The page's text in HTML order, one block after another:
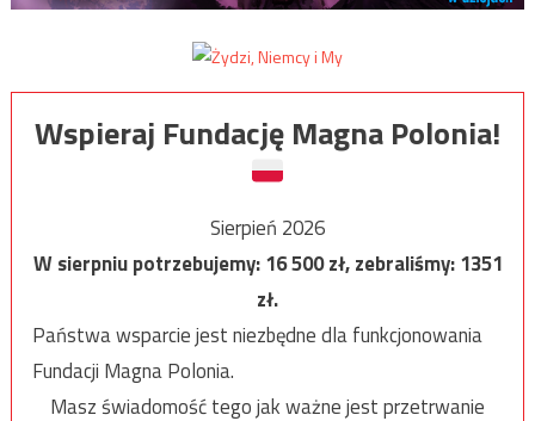
Wspieraj Fundację Magna Polonia!
Sierpień 2026
W sierpniu potrzebujemy:16 500zł, zebraliśmy:1351
zł.
Państwa wsparcie jest niezbędne dla funkcjonowania
Fundacji Magna Polonia.
Masz świadomość tego jak ważne jest przetrwanie